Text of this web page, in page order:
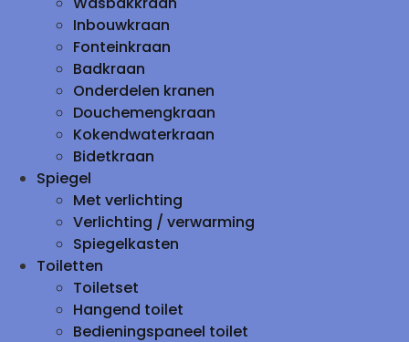
Inbouwkraan
Fonteinkraan
Badkraan
Onderdelen kranen
Douchemengkraan
Kokendwaterkraan
Bidetkraan
Spiegel
Met verlichting
Verlichting / verwarming
Spiegelkasten
Toiletten
Toiletset
Hangend toilet
Bedieningspaneel toilet